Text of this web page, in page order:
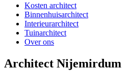
Kosten architect
Binnenhuisarchitect
Interieurarchitect
Tuinarchitect
Over ons
Architect Nijemirdum